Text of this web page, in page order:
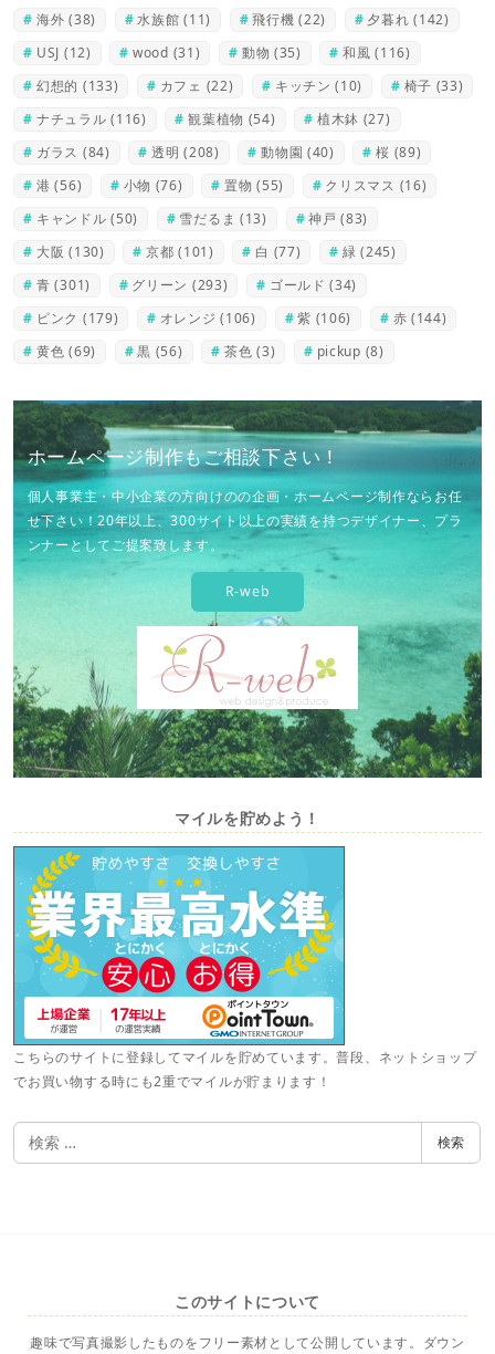
海外 (38) 水族館 (11) 飛行機 (22) 夕暮れ (142)
USJ (12) wood (31) 動物 (35) 和風 (116)
幻想的 (133) カフェ (22) キッチン (10) 椅子 (33)
ナチュラル (116) 観葉植物 (54) 植木鉢 (27)
ガラス (84) 透明 (208) 動物園 (40) 桜 (89)
港 (56) 小物 (76) 置物 (55) クリスマス (16)
キャンドル (50) 雪だるま (13) 神戸 (83)
大阪 (130) 京都 (101) 白 (77) 緑 (245)
青 (301) グリーン (293) ゴールド (34)
ピンク (179) オレンジ (106) 紫 (106) 赤 (144)
黄色 (69) 黒 (56) 茶色 (3) pickup (8)
ホームページ制作もご相談下さい！
個人事業主・中小企業の方向けのの企画・ホームページ制作ならお任
せ下さい！20年以上、300サイト以上の実績を持つデザイナー、プラ
ンナーとしてご提案致します。
R-web
マイルを貯めよう！
こちらのサイトに登録してマイルを貯めています。普段、ネットショップ
でお買い物する時にも2重でマイルが貯まります！
検
索
検索
このサイトについて
趣味で写真撮影したものをフリー素材として公開しています。ダウン